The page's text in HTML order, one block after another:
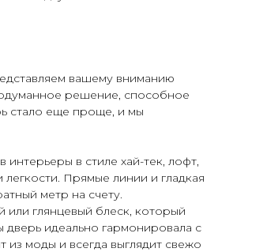
вашему вниманию
решение, способное
стало еще проще, и мы
в стиле хай-тек, лофт,
Прямые линии и гладкая
метр на счету.
или глянцевый блеск, который
идеально гармонировала с
моды и всегда выглядит свежо